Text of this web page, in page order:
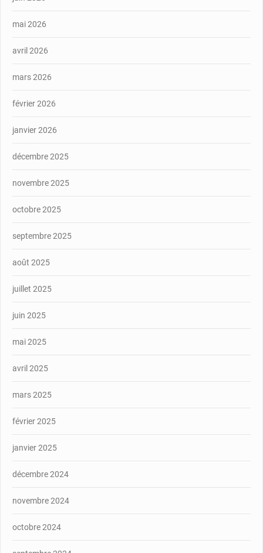
mai 2026
avril 2026
mars 2026
février 2026
janvier 2026
décembre 2025
novembre 2025
octobre 2025
septembre 2025
août 2025
juillet 2025
juin 2025
mai 2025
avril 2025
mars 2025
février 2025
janvier 2025
décembre 2024
novembre 2024
octobre 2024